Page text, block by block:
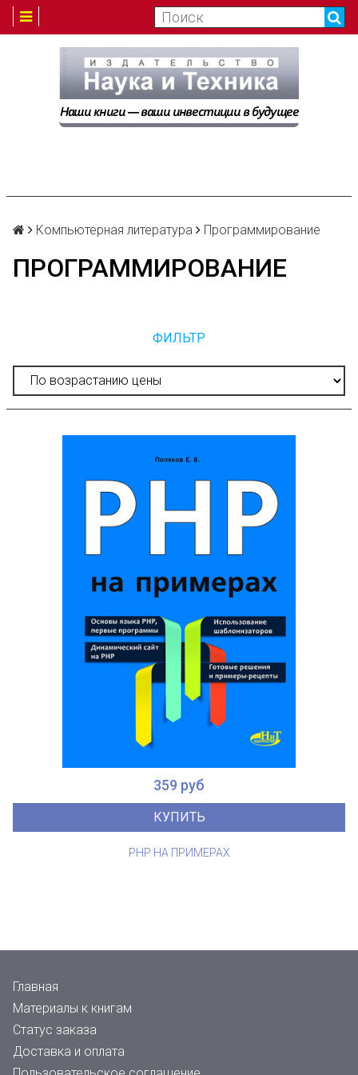
Компьютерная литература Программирование
ПРОГРАММИРОВАНИЕ
ФИЛЬТР
359 руб
КУПИТЬ
PHP НА ПРИМЕРАХ
Главная
Материалы к книгам
Статус заказа
Доставка и оплата